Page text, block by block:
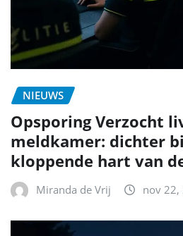
NIEUWS
Opsporing Verzocht
meldkamer: dichter
kloppende hart van
Miranda de Vrij nov 22,